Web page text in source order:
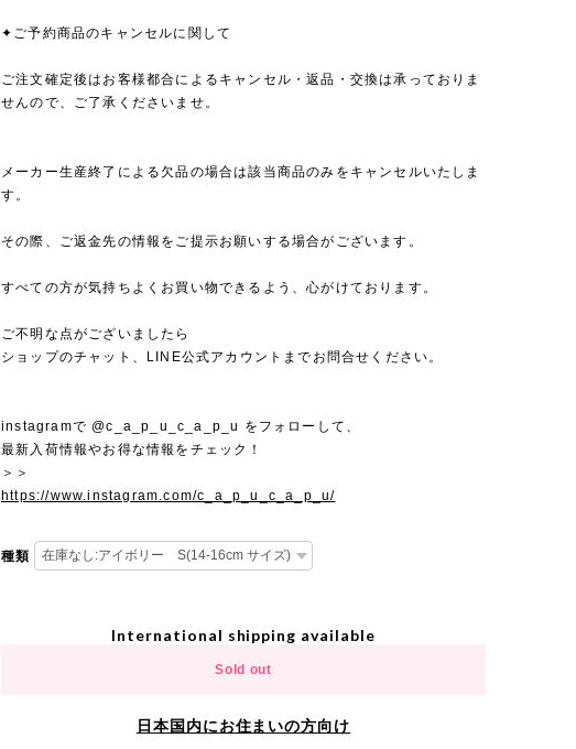
✦ご予約商品のキャンセルに関して
ご注文確定後はお客様都合によるキャンセル・返品・交換は承っておりま
せんので、ご了承くださいませ。
メーカー生産終了による欠品の場合は該当商品のみをキャンセルいたしま
す。
その際、ご返金先の情報をご提示お願いする場合がございます。
すべての方が気持ちよくお買い物できるよう、心がけております。
ご不明な点がございましたら
ショップのチャット、LINE公式アカウントまでお問合せください。
instagramで @c_a_p_u_c_a_p_u をフォローして、
最新入荷情報やお得な情報をチェック！
＞＞
https://www.instagram.com/c_a_p_u_c_a_p_u/
種類
International shipping available
Sold out
日本国内にお住まいの方向け